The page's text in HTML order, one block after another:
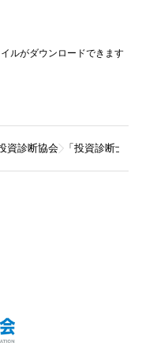
ルがダウンロードできます
資診断協会 「投資診断士